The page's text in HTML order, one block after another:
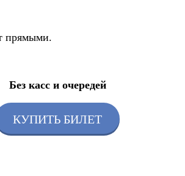
прямыми.
Без касс и очередей
КУПИТЬ БИЛЕТ